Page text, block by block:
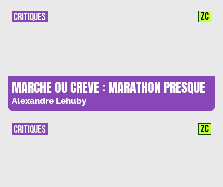
MARCHE OU CREVE : MARATHON PRESQUE
MORTEL
Alexandre Lehuby
CRITIQUES ZC
CRITIQUES ZC